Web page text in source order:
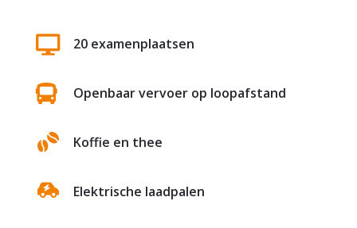
 20 examenplaatsen
 Openbaar vervoer op loopafstand
Koffie en thee
Elektrische laadpalen